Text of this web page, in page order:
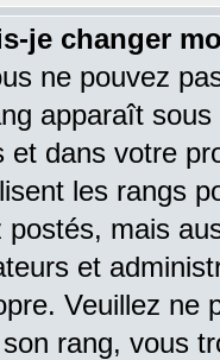
je changer
ne pouvez
apparaît
et dans votre
les rangs
postés, mais
et
Veuillez ne
rang, vous